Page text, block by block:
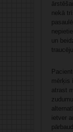
nekā
un
mērķis
atrast
ietver